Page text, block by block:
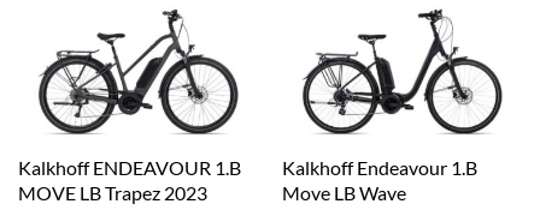
Kalkhoff ENDEAVOUR 1.B
MOVE LB Trapez 2023
Kalkhoff Endeavour 1.B
Move LB Wave